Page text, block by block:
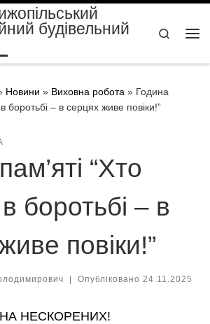
будівельний
Search
Новини » Виховна робота » Година
боротьбі – в серцях живе повіки!”
“Хто
боротьбі – в
повіки!”
Опубліковано 24.11.2025
НЕСКОРЕНИХ!